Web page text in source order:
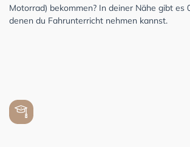
Motorrad) bekommen? In deiner Nähe gibt es
denen du Fahrunterricht nehmen kannst.